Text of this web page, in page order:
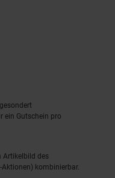
ein Gutschein pro
Artikelbild des
kombinierbar.